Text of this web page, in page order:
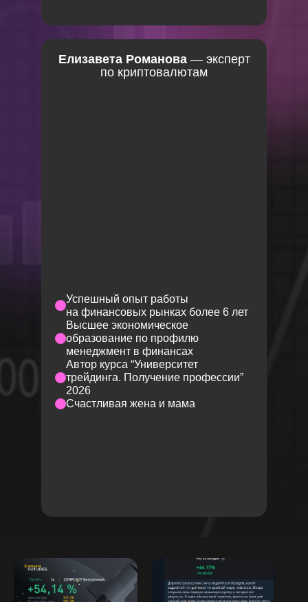
Елизавета Романова— эксперт
по криптовалютам
Успешный опыт работы
на финансовых рынках более 6 лет
Высшее экономическое
образование по профилю
менеджмент в финансах
Автор курса “Университет
трейдинга. Получение профессии”
2026
Счастливая жена и мама